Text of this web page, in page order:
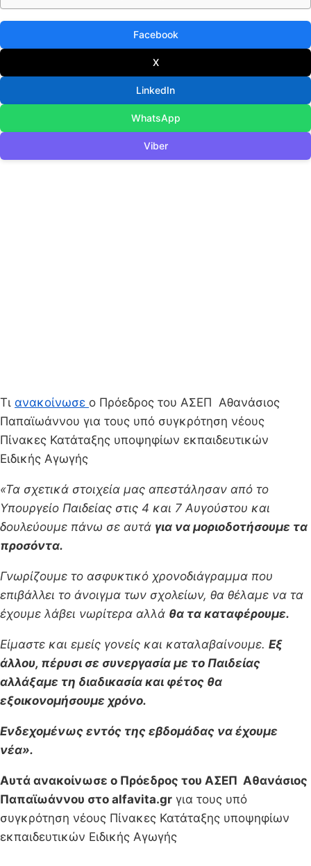
Facebook
X
LinkedIn
WhatsApp
Viber
Τι ανακοίνωσε ο Πρόεδρος του ΑΣΕΠ Αθανάσιος
Παπαϊωάννου για τους υπό συγκρότηση νέους
Πίνακες Κατάταξης υποψηφίων εκπαιδευτικών
Ειδικής Αγωγής
«Τα σχετικά στοιχεία μας απεστάλησαν από το
Υπουργείο Παιδείας στις 4 και 7 Αυγούστου και
δουλεύουμε πάνω σε αυτά για να μοριοδοτήσουμε τα
προσόντα.
Γνωρίζουμε το ασφυκτικό χρονοδιάγραμμα που
επιβάλλει το άνοιγμα των σχολείων, θα θέλαμε να τα
έχουμε λάβει νωρίτερα αλλά θα τα καταφέρουμε.
Είμαστε και εμείς γονείς και καταλαβαίνουμε. Εξ
άλλου, πέρυσι σε συνεργασία με το Παιδείας
αλλάξαμε τη διαδικασία και φέτος θα
εξοικονομήσουμε χρόνο.
Ενδεχομένως εντός της εβδομάδας να έχουμε
νέα».
Αυτά ανακοίνωσε ο Πρόεδρος του ΑΣΕΠ Αθανάσιος
Παπαϊωάννου στο alfavita.gr για τους υπό
συγκρότηση νέους Πίνακες Κατάταξης υποψηφίων
εκπαιδευτικών Ειδικής Αγωγής